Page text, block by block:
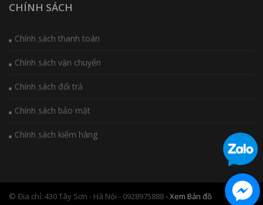
CHÍNH SÁCH
Chính sách thanh toán
Chính sách vận chuyển
Chính sách đổi trả
Chính sách bảo mật
Chính sách kiểm hàng
© Địa chỉ: 430 Tây Sơn - Hà Nội - 0928975888- Xem Bản đồ